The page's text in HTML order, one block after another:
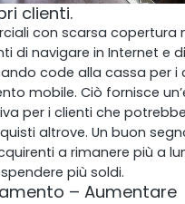
Shark
professionale di
clienti.
con scarsa copertura
di navigare in Internet e
code alla cassa per i
mobile. Ciò fornisce
per i clienti che
altrove. Un buon
a rimanere più a
spendere più soldi.
– Aumentare